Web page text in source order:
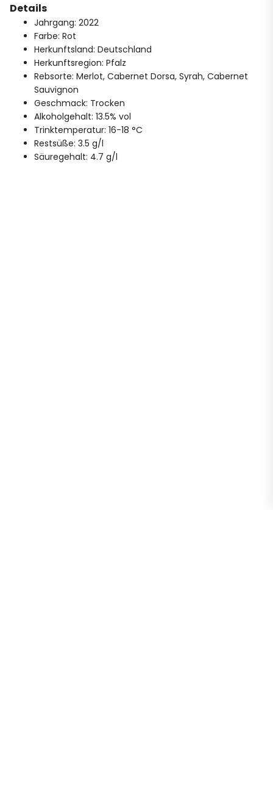
Details
Jahrgang: 2022
Farbe: Rot
Herkunftsland: Deutschland
Herkunftsregion: Pfalz
Rebsorte: Merlot, Cabernet Dorsa, Syrah, Cabernet
Sauvignon
Geschmack: Trocken
Alkoholgehalt: 13.5% vol
Trinktemperatur: 16-18 °C
Restsüße: 3.5 g/l
Säuregehalt: 4.7 g/l